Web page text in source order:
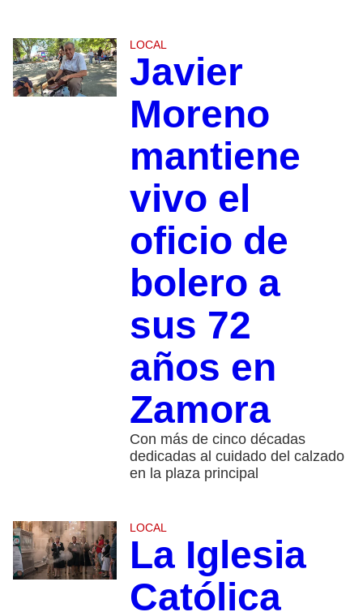
LOCAL
Javier
Moreno
mantiene
vivo el
oficio de
bolero a
sus 72
años en
Zamora
Con más de cinco décadas
dedicadas al cuidado del calzado
en la plaza principal
LOCAL
La Iglesia
Católica